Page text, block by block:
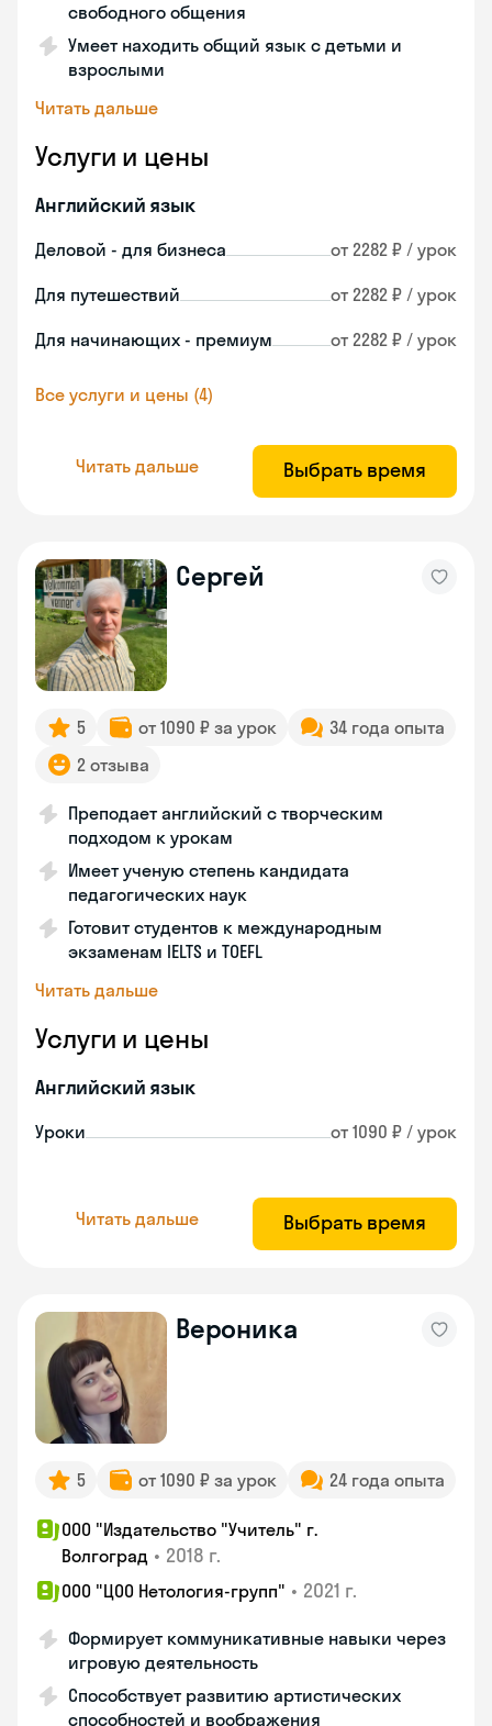
свободного общения
Умеет находить общий язык с детьми и
взрослыми
Читать дальше
Услуги и цены
Английский язык
Деловой - для бизнеса от 2282 ₽ / урок
Для путешествий от 2282 ₽ / урок
Для начинающих - премиум от 2282 ₽ / урок
Все услуги и цены (4)
Читать дальше Выбрать время
Сергей
5 от 1090 ₽ за урок
34 года опыта
2 отзыва
Преподает английский с творческим
подходом к урокам
Имеет ученую степень кандидата
педагогических наук
Готовит студентов к международным
экзаменам IELTS и TOEFL
Читать дальше
Услуги и цены
Английский язык
Уроки от 1090 ₽ / урок
Читать дальше Выбрать время
Вероника
5 от 1090 ₽ за урок 24 года опыта
ООО "Издательство "Учитель" г.
Волгоград • 2018 г.
ООО "ЦОО Нетология-групп" • 2021 г.
Формирует коммуникативные навыки через
игровую деятельность
Способствует развитию артистических
способностей и воображения